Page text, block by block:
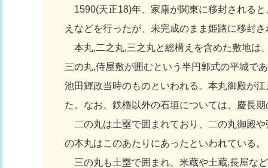
1590(天正18)年、家康が関東に移封される
えなどを行ったが、未完成のまま姫路に移封
本丸,二之丸,三之丸と総構えを含めた敷地は
三の丸,侍屋敷が囲むという半円郭式の平城で
池田輝政当時のものといわれる。本丸御殿が
た。なお、鉄櫓以外の石垣については、慶長
二の丸は土塁で囲まれており、二の丸御殿
の本丸はこのあたりにあったといわれている。
三の丸も土塁で囲まれ、米蔵や土蔵,長屋な